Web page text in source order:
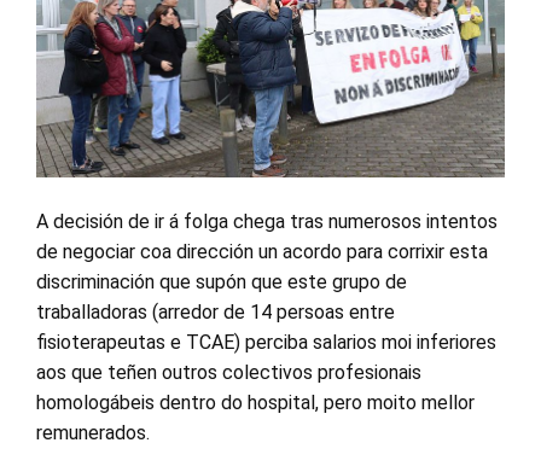
A decisión de ir á folga chega tras numerosos intentos
de negociar coa dirección un acordo para corrixir esta
discriminación que supón que este grupo de
traballadoras (arredor de 14 persoas entre
fisioterapeutas e TCAE) perciba salarios moi inferiores
aos que teñen outros colectivos profesionais
homologábeis dentro do hospital, pero moito mellor
remunerados.